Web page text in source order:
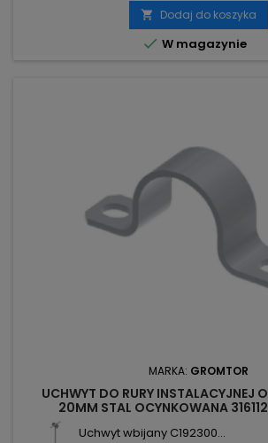
 Dodaj do koszyka
 W magazynie
MARKA: GROMTOR
UCHWYT DO RURY INSTALACYJNEJ
20MM STAL OCYNKOWANA
Uchwyt wbijany C192300...